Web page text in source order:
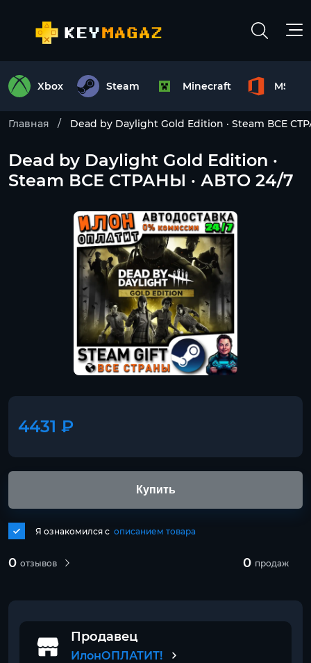
Xbox Steam Minecraft MS
Главная Dead by Daylight Gold Edition · Steam ВСЕ
Dead by Daylight Gold Edition ·
Steam ВСЕ СТРАНЫ · АВТО 24/7
4431 ₽
0 отзывов 0 продаж
Я ознакомился с описанием товара
Купить
Продавец
ИлонОПЛАТИТ!